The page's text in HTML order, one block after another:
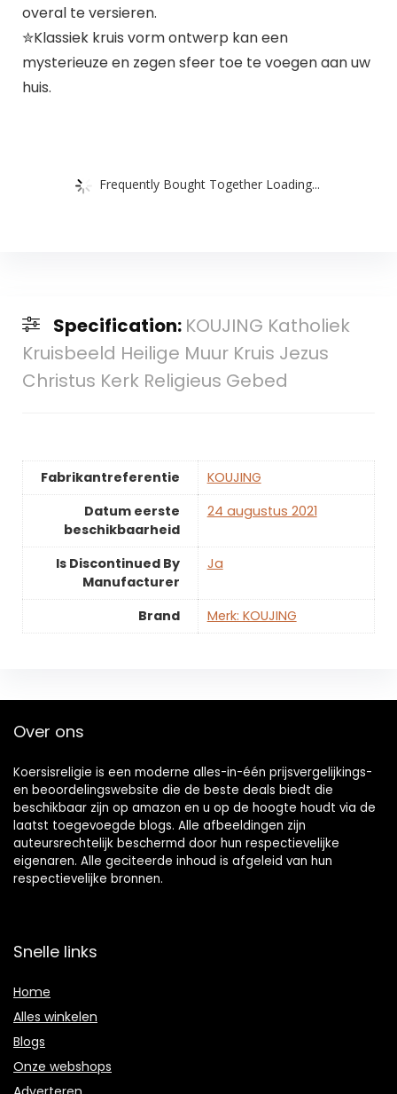
overal te versieren.
✮Klassiek kruis vorm ontwerp kan een
mysterieuze en zegen sfeer toe te voegen aan uw
huis.
Frequently Bought Together Loading...
Specification: KOUJING Katholiek
Kruisbeeld Heilige Muur Kruis Jezus
Christus Kerk Religieus Gebed
Fabrikantreferentie
KOUJING
Datum eerste
beschikbaarheid
24 augustus 2021
Is Discontinued By
Manufacturer
Ja
Brand Merk: KOUJING
Over ons
Koersisreligie is een moderne alles-in-één prijsvergelijkings-
en beoordelingswebsite die de beste deals biedt die
beschikbaar zijn op amazon en u op de hoogte houdt via de
laatst toegevoegde blogs. Alle afbeeldingen zijn
auteursrechtelijk beschermd door hun respectievelijke
eigenaren. Alle geciteerde inhoud is afgeleid van hun
respectievelijke bronnen.
Snelle links
Home
Alles winkelen
Blogs
Onze webshops